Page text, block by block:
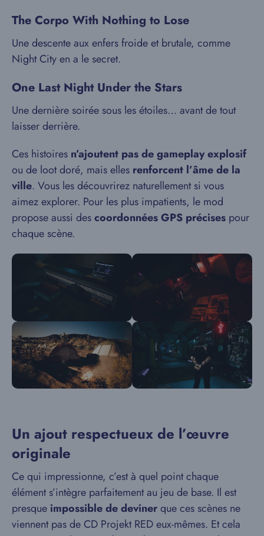
The Corpo With Nothing to Lose
Une descente aux enfers froide et brutale, comme
Night City en a le secret.
One Last Night Under the Stars
Une dernière soirée sous les étoiles… avant de tout
laisser derrière.
Ces histoires n’ajoutent pas de gameplay explosif
ou de loot doré, mais elles renforcent l’âme de la
ville. Vous les découvrirez naturellement si vous
aimez explorer. Pour les plus impatients, le mod
propose aussi descoordonnées GPS précises pour
chaque scène.
Un ajout respectueux de l’œuvre
originale
Ce qui impressionne, c’est à quel point chaque
élément s’intègre parfaitement au jeu de base. Il est
presque impossible de devinerque ces scènes ne
viennent pas de CD Projekt RED eux-mêmes. Et cela